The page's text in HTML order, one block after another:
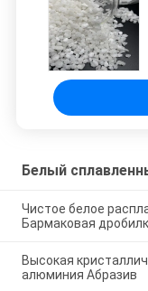
Белый
Чистое белое
Бармаковая
Высокая
алюминия Абразив